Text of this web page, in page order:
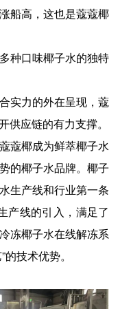
船高，这也是蔻蔻椰
种口味椰子水的独特
实力的外在呈现，蔻
应链的有力支撑。
蔻椰成为鲜萃椰子水
的椰子水品牌。椰子
生产线和行业第一条
产线的引入，满足了
冻椰子水在线解冻系
技术优势。